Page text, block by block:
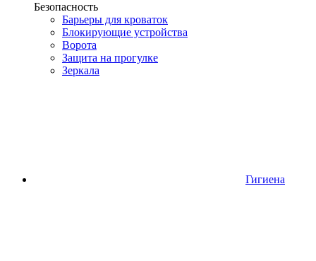
Безопасность
Барьеры для кроваток
Блокирующие устройства
Ворота
Защита на прогулке
Зеркала
Гигиена